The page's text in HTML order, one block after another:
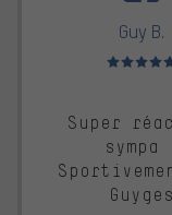
Guy B.
Note
Super
sympa
Guyges